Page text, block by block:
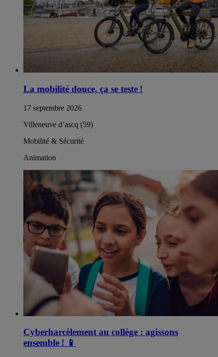
La mobilité douce, ça se teste !
17 septembre 2026
Villeneuve d’ascq (59)
Mobilité & Sécurité
Animation
Cyberharcèlement au collège : agissons
ensemble ! 📱